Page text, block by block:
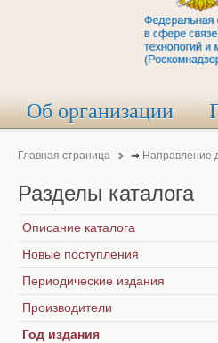
Об организации
Главная страница ⇒ Направление
Разделы каталога
Описание каталога
Новые поступления
Периодические издания
Производители
Год издания